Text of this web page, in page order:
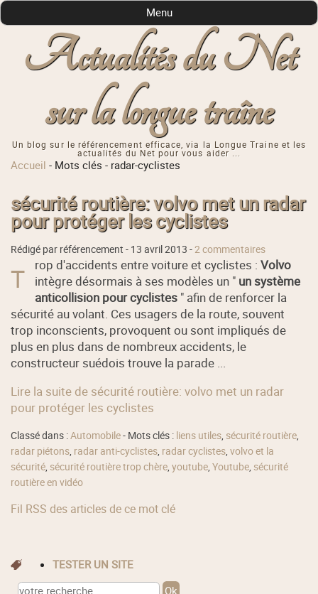
Actualités du Net
sur la longue traîne
Un blog sur le référencement efficace, via la Longue Traine et les
actualités du Net pour vous aider ...
Menu
Accueil - Mots clés - radar-cyclistes
sécurité routière: volvo met un radar
pour protéger les cyclistes
Rédigé par référencement - 13 avril 2013 -2 commentaires
T rop d'accidents entre voiture et cyclistes :Volvo
intègre désormais à ses modèles un " un système
anticollision pour cyclistes " afin de renforcer la
sécurité au volant. Ces usagers de la route, souvent
trop inconscients, provoquent ou sont impliqués de
plus en plus dans de nombreux accidents, le
constructeur suédois trouve la parade ...
Lire la suite de sécurité routière: volvo met un radar
pour protéger les cyclistes
Classé dans :Automobile- Mots clés : liens utiles, sécurité routière,
radar piétons, radar anti-cyclistes, radar cyclistes,volvo et la
sécurité, sécurité routière trop chère,youtube,Youtube, sécurité
routière en vidéo
Fil RSS des articles de ce mot clé
TESTER UN SITE